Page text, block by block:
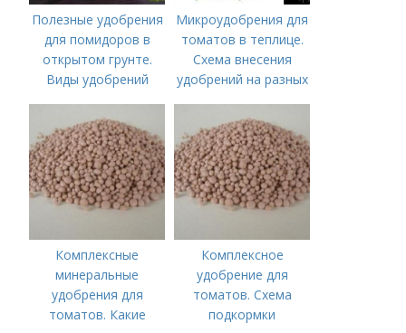
Полезные удобрения
для помидоров в
открытом грунте.
Виды удобрений
Микроудобрения для
томатов в теплице.
Схема внесения
удобрений на разных
помидоров
Комплексные
минеральные
удобрения для
томатов. Какие
Комплексное
удобрение для
томатов. Схема
подкормки